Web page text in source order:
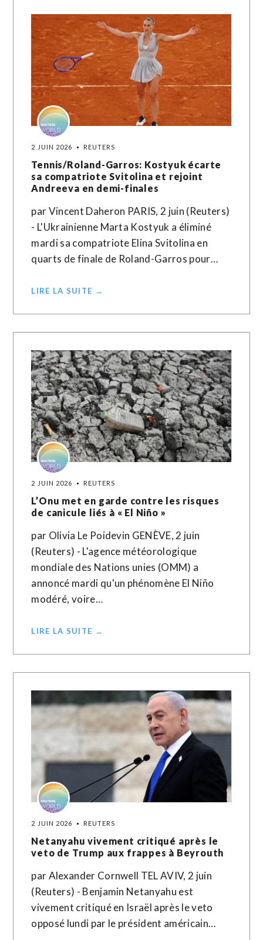
2 JUIN 2026 REUTERS
Tennis/Roland-Garros: Kostyuk écarte
sa compatriote Svitolina et rejoint
Andreeva en demi-finales
par Vincent Daheron PARIS, 2 juin (Reuters)
- L'Ukrainienne Marta Kostyuk a éliminé
mardi sa compatriote Elina Svitolina en
quarts de finale de Roland-Garros pour…
LIRE LA SUITE →
2 JUIN 2026 REUTERS
L’Onu met en garde contre les risques
de canicule liés à « El Niño »
par Olivia Le Poidevin GENÈVE, 2 juin
(Reuters) - L'agence météorologique
mondiale des Nations unies (OMM) a
annoncé mardi qu'un phénomène El Niño
modéré, voire…
LIRE LA SUITE →
2 JUIN 2026 REUTERS
Netanyahu vivement critiqué après le
veto de Trump aux frappes à Beyrouth
par Alexander Cornwell TEL AVIV, 2 juin
(Reuters) - Benjamin Netanyahu est
vivement critiqué en Israël après le veto
opposé lundi par le président américain…